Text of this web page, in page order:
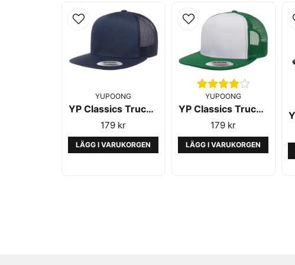
YUPOONG
YP Classics Trucker Navy 6006 - Yupoong
179 kr
LÄGG I VARUKORGEN
YUPOONG
YP Classics Trucker Green/White 6006 - Yupoong
179 kr
LÄGG I VARUKORGEN